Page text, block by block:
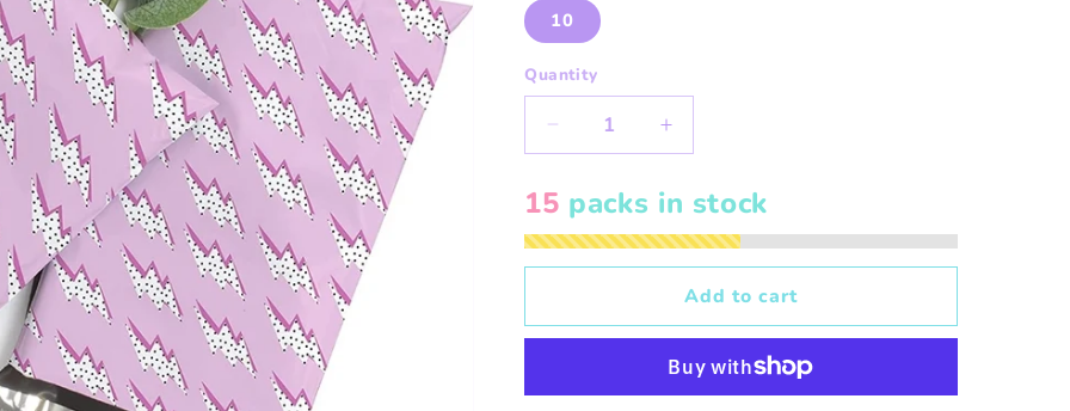
10
Quantity
Decrease
quantity
for
Lightning
Bolt
6x9in
Increase
quantity
for
Lightning
Bolt
6x9in
15 packs in stock
Add to cart